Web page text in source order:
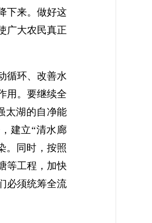
下来。做好这
广大农民真正
循环、改善水
用。要继续全
太湖的自净能
建立“清水廊
。同时，按照
等工程，加快
必须统筹全流